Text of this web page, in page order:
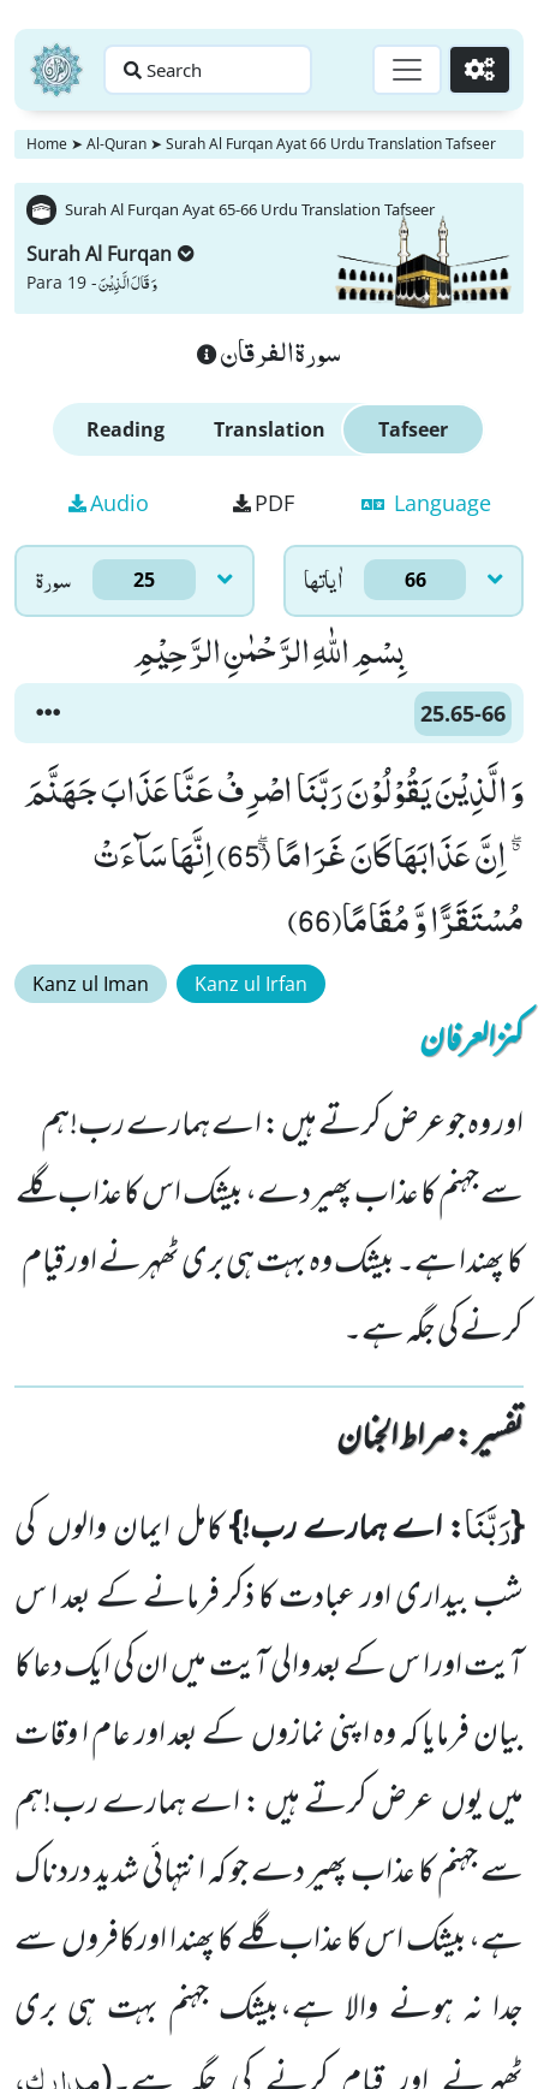
Search Go
Home ➤ Al-Quran ➤ Surah Al Furqan Ayat 66 Urdu Translation Tafseer
Surah Al Furqan Ayat 65-66 Urdu Translation Tafseer
Surah Al Furqan
Para 19 -وَ قَالَ الَّذِیْنَ
سورة الفرقان
Reading Translation Tafseer
Audio PDF Language
سورۃ 25 اٰياتها 66
بِسْمِ اللّٰهِ الرَّحْمٰنِ الرَّحِیْمِ
25.65-66
وَ الَّذِیْنَ یَقُوْلُوْنَ رَبَّنَا اصْرِفْ عَنَّا عَذَابَ جَهَنَّمَ
ﳓ اِنَّ عَذَابَهَا كَانَ غَرَامًاۗۖ (65) اِنَّهَا سَآءَتْ
مُسْتَقَرًّا وَّ مُقَامًا(66)
Kanz ul Iman Kanz ul Irfan
کنزالعرفان
اور وہ جو عرض کرتے ہیں : اے ہمارے رب!ہم
سے جہنم کا عذاب پھیر دے، بیشک اس کا عذاب گلے
کا پھندا ہے۔ بیشک وہ بہت ہی بری ٹھہرنے اور قیام
کرنے کی جگہ ہے۔
تفسیر : ‎صراط الجنان
{رَبَّنَا: اے ہمارے رب!}کامل ایمان والوں کی
شب بیداری اور عبادت کا ذکر فرمانے کے بعد ا س
آیت اور ا س کے بعد والی آیت میںان کی ایک دعا کا
بیان فرمایا کہ وہ اپنی نمازوںکے بعد اور عام ا وقات
میں یوںعرض کرتے ہیں : اے ہمارے رب!ہم
سے جہنم کا عذاب پھیر دے جو کہ انتہائی شدید دردناک
ہے، بیشک اس کا عذاب گلے کا پھندا اورکافروںسے
جدا نہ ہونے والا ہے،بیشک جہنم بہت ہی بری